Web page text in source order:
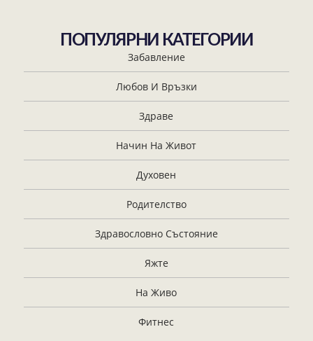
ПОПУЛЯРНИ КАТЕГОРИИ
Забавление
Любов И Връзки
Здраве
Начин На Живот
Духовен
Родителство
Здравословно Състояние
Яжте
На Живо
Фитнес